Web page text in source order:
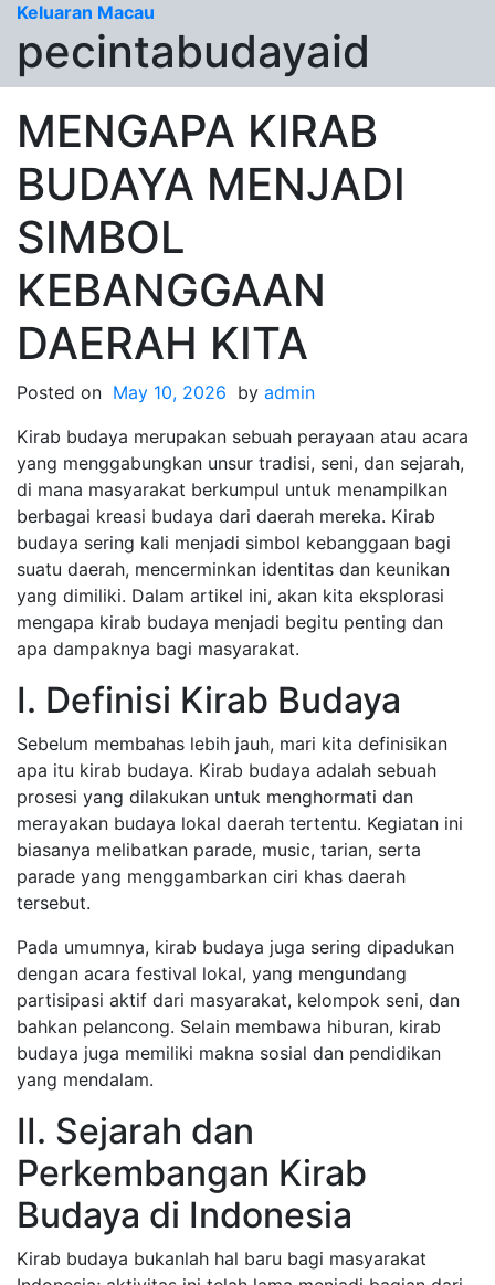
Keluaran Macau
pecintabudayaid
MENGAPA KIRAB
BUDAYA MENJADI
SIMBOL
KEBANGGAAN
DAERAH KITA
Posted on May 10, 2026 by admin
Kirab budaya merupakan sebuah perayaan atau acara
yang menggabungkan unsur tradisi, seni, dan sejarah,
di mana masyarakat berkumpul untuk menampilkan
berbagai kreasi budaya dari daerah mereka. Kirab
budaya sering kali menjadi simbol kebanggaan bagi
suatu daerah, mencerminkan identitas dan keunikan
yang dimiliki. Dalam artikel ini, akan kita eksplorasi
mengapa kirab budaya menjadi begitu penting dan
apa dampaknya bagi masyarakat.
I. Definisi Kirab Budaya
Sebelum membahas lebih jauh, mari kita definisikan
apa itu kirab budaya. Kirab budaya adalah sebuah
prosesi yang dilakukan untuk menghormati dan
merayakan budaya lokal daerah tertentu. Kegiatan ini
biasanya melibatkan parade, music, tarian, serta
parade yang menggambarkan ciri khas daerah
tersebut.
Pada umumnya, kirab budaya juga sering dipadukan
dengan acara festival lokal, yang mengundang
partisipasi aktif dari masyarakat, kelompok seni, dan
bahkan pelancong. Selain membawa hiburan, kirab
budaya juga memiliki makna sosial dan pendidikan
yang mendalam.
II. Sejarah dan
Perkembangan Kirab
Budaya di Indonesia
Kirab budaya bukanlah hal baru bagi masyarakat